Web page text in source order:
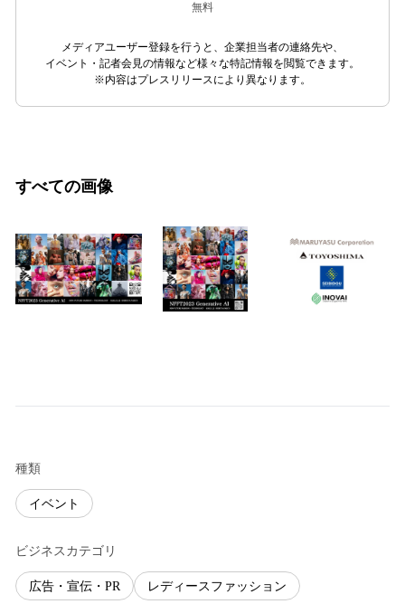
無料
メディアユーザー登録を行うと、企業担当者の連絡先や、
イベント・記者会見の情報など様々な特記情報を閲覧できます。
※内容はプレスリリースにより異なります。
すべての画像
種類
イベント
ビジネスカテゴリ
広告・宣伝・PR レディースファッション